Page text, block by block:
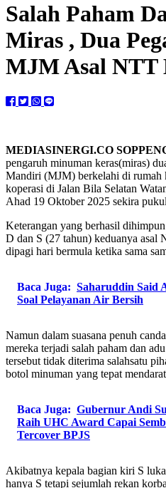
Salah Paham
Miras , Dua
MJM Asal NTT
MEDIASINERGI.CO
pengaruh minuman keras(miras)
Mandiri (MJM) berkelahi di rumah
koperasi di Jalan Bila Selatan
Ahad 19 Oktober 2025 sekira
Keterangan yang berhasil
D dan S (27 tahun) keduanya asal
dipagi hari bermula ketika sama
Baca Juga: Saharuddin Said
Soal Pelayanan Air Bersih
Namun dalam suasana penuh
mereka terjadi salah paham dan
tersebut tidak diterima salahsatu
botol minuman yang tepat
Baca Juga: Gubernur Andi
Raih UHC Award Capai
Tercover BPJS
Akibatnya kepala bagian kiri S
hanya S tetapi sejumlah rekan